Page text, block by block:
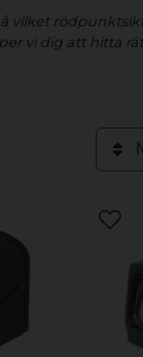
vilket
vi dig att hitta